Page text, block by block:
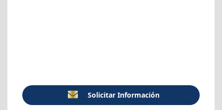
Solicitar Información